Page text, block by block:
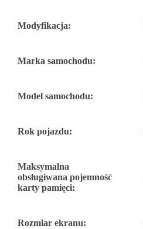
Modyfikacja:
Marka samochodu:
Model samochodu:
Rok pojazdu:
Maksymalna
obsługiwana pojemność
karty pamięci:
Rozmiar ekranu: